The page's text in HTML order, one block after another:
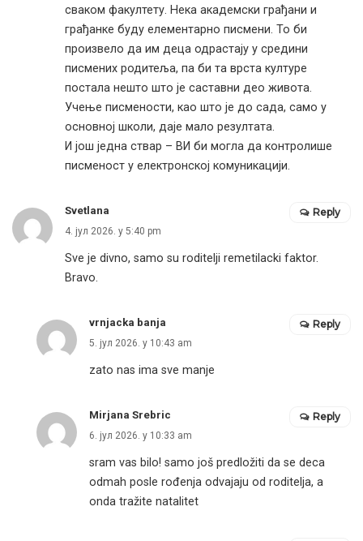
сваком факултету. Нека академски грађани и
грађанке буду елементарно писмени. То би
произвело да им деца одрастају у средини
писмених родитеља, па би та врста културе
постала нешто што је саставни део живота.
Учење писмености, као што је до сада, само у
основној школи, даје мало резултата.
И још једна ствар – ВИ би могла да контролише
писменост у електронској комуникацији.
Svetlana
4. јул 2026. у 5:40 pm
Sve je divno, samo su roditelji remetilacki faktor.
Bravo.
Reply
vrnjacka banja
5. јул 2026. у 10:43 am
zato nas ima sve manje
Reply
Mirjana Srebric
6. јул 2026. у 10:33 am
sram vas bilo! samo još predložiti da se deca
odmah posle rođenja odvajaju od roditelja, a
onda tražite natalitet
Reply